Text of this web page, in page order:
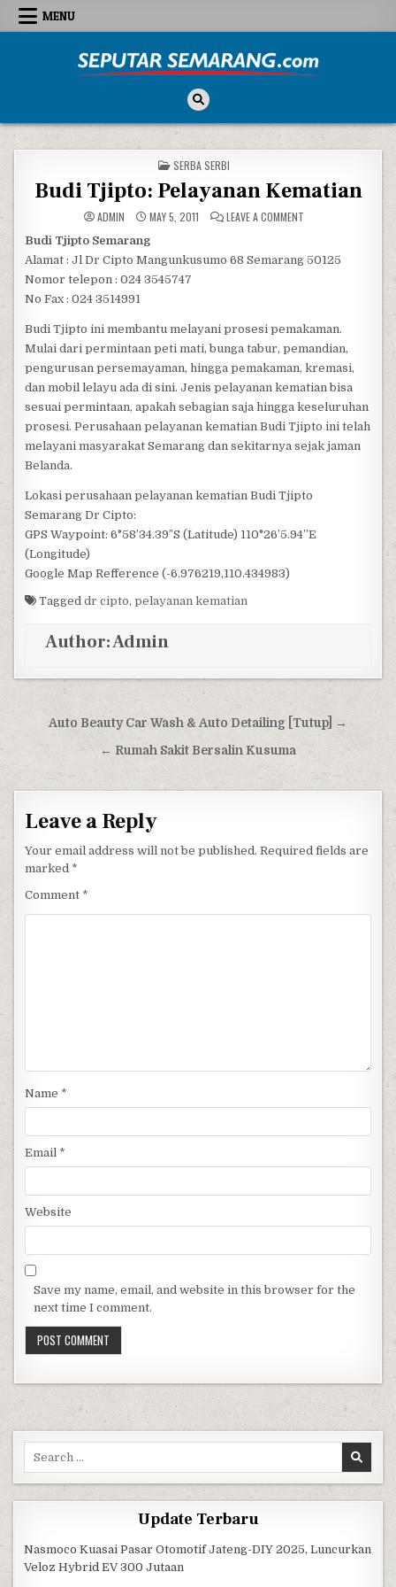
Skip to content
MENU
POSTED IN
SERBA SERBI
Budi Tjipto: Pelayanan Kematian
ADMIN MAY 5, 2011 LEAVE A COMMENTON BUDI TJIPTO:
Budi Tjipto Semarang
Alamat : Jl Dr Cipto Mangunkusumo 68 Semarang 50125
Nomor telepon : 024 3545747
No Fax : 024 3514991
Budi Tjipto ini membantu melayani prosesi pemakaman.
Mulai dari permintaan peti mati, bunga tabur, pemandian,
pengurusan persemayaman, hingga pemakaman, kremasi,
dan mobil lelayu ada di sini. Jenis pelayanan kematian bisa
sesuai permintaan, apakah sebagian saja hingga keseluruhan
prosesi. Perusahaan pelayanan kematian Budi Tjipto ini telah
melayani masyarakat Semarang dan sekitarnya sejak jaman
Belanda.
Lokasi perusahaan pelayanan kematian Budi Tjipto
Semarang Dr Cipto:
GPS Waypoint: 6°58’34.39″S (Latitude) 110°26’5.94”E
(Longitude)
Google Map Refference (-6.976219,110.434983)
Taggeddr cipto,pelayanan kematian
Author:Admin
Post navigation
Auto Beauty Car Wash & Auto Detailing [Tutup] →
← Rumah Sakit Bersalin Kusuma
Leave a Reply
Your email address will not be published. Required fields are
marked *
Comment *
Name *
Email *
Website
Save my name, email, and website in this browser for the
next time I comment.
Update Terbaru
Nasmoco Kuasai Pasar Otomotif Jateng-DIY 2025, Luncurkan
Veloz Hybrid EV 300 Jutaan